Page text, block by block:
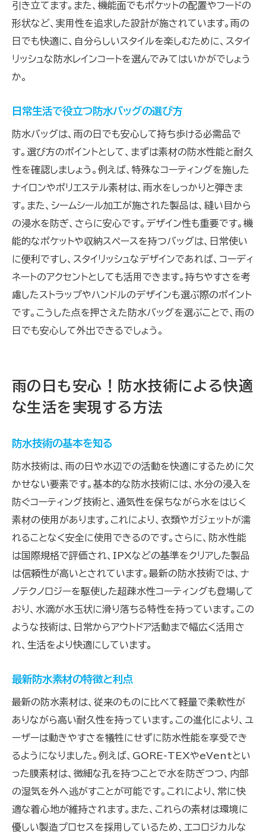
引き立てます。また、機能面でもポケットの配置やフードの
形状など、実用性を追求した設計が施されています。雨の
日でも快適に、自分らしいスタイルを楽しむために、スタイ
リッシュな防水レインコートを選んでみてはいかがでしょう
か。
日常生活で役立つ防水バッグの選び方
防水バッグは、雨の日でも安心して持ち歩ける必需品で
す。選び方のポイントとして、まずは素材の防水性能と耐久
性を確認しましょう。例えば、特殊なコーティングを施した
ナイロンやポリエステル素材は、雨水をしっかりと弾きま
す。また、シームシール加工が施された製品は、縫い目から
の浸水を防ぎ、さらに安心です。デザイン性も重要です。機
能的なポケットや収納スペースを持つバッグは、日常使い
に便利ですし、スタイリッシュなデザインであれば、コーディ
ネートのアクセントとしても活用できます。持ちやすさを考
慮したストラップやハンドルのデザインも選ぶ際のポイント
です。こうした点を押さえた防水バッグを選ぶことで、雨の
日でも安心して外出できるでしょう。
雨の日も安心！防水技術による快適
な生活を実現する方法
防水技術の基本を知る
防水技術は、雨の日や水辺での活動を快適にするために欠
かせない要素です。基本的な防水技術には、水分の浸入を
防ぐコーティング技術と、通気性を保ちながら水をはじく
素材の使用があります。これにより、衣類やガジェットが濡
れることなく安全に使用できるのです。さらに、防水性能
は国際規格で評価され、IPXなどの基準をクリアした製品
は信頼性が高いとされています。最新の防水技術では、ナ
ノテクノロジーを駆使した超疎水性コーティングも登場して
おり、水滴が水玉状に滑り落ちる特性を持っています。この
ような技術は、日常からアウトドア活動まで幅広く活用さ
れ、生活をより快適にしています。
最新防水素材の特徴と利点
最新の防水素材は、従来のものに比べて軽量で柔軟性が
ありながら高い耐久性を持っています。この進化により、ユ
ーザーは動きやすさを犠牲にせずに防水性能を享受でき
るようになりました。例えば、GORE-TEXやeVentとい
った膜素材は、微細な孔を持つことで水を防ぎつつ、内部
の湿気を外へ逃がすことが可能です。これにより、常に快
適な着心地が維持されます。また、これらの素材は環境に
優しい製造プロセスを採用しているため、エコロジカルな